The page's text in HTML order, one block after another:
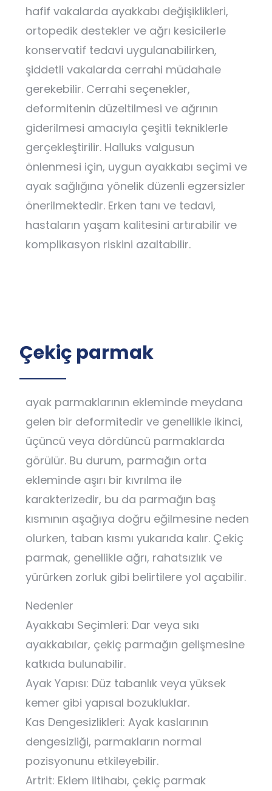
hafif vakalarda ayakkabı değişiklikleri,
ortopedik destekler ve ağrı kesicilerle
konservatif tedavi uygulanabilirken,
şiddetli vakalarda cerrahi müdahale
gerekebilir. Cerrahi seçenekler,
deformitenin düzeltilmesi ve ağrının
giderilmesi amacıyla çeşitli tekniklerle
gerçekleştirilir. Halluks valgusun
önlenmesi için, uygun ayakkabı seçimi ve
ayak sağlığına yönelik düzenli egzersizler
önerilmektedir. Erken tanı ve tedavi,
hastaların yaşam kalitesini artırabilir ve
komplikasyon riskini azaltabilir.
Çekiç parmak
ayak parmaklarının ekleminde meydana
gelen bir deformitedir ve genellikle ikinci,
üçüncü veya dördüncü parmaklarda
görülür. Bu durum, parmağın orta
ekleminde aşırı bir kıvrılma ile
karakterizedir, bu da parmağın baş
kısmının aşağıya doğru eğilmesine neden
olurken, taban kısmı yukarıda kalır. Çekiç
parmak, genellikle ağrı, rahatsızlık ve
yürürken zorluk gibi belirtilere yol açabilir.
Nedenler
Ayakkabı Seçimleri: Dar veya sıkı
ayakkabılar, çekiç parmağın gelişmesine
katkıda bulunabilir.
Ayak Yapısı: Düz tabanlık veya yüksek
kemer gibi yapısal bozukluklar.
Kas Dengesizlikleri: Ayak kaslarının
dengesizliği, parmakların normal
pozisyonunu etkileyebilir.
Artrit: Eklem iltihabı, çekiç parmak